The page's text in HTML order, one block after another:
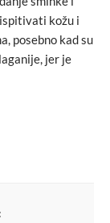
kožu i
posebno kad su
jer je